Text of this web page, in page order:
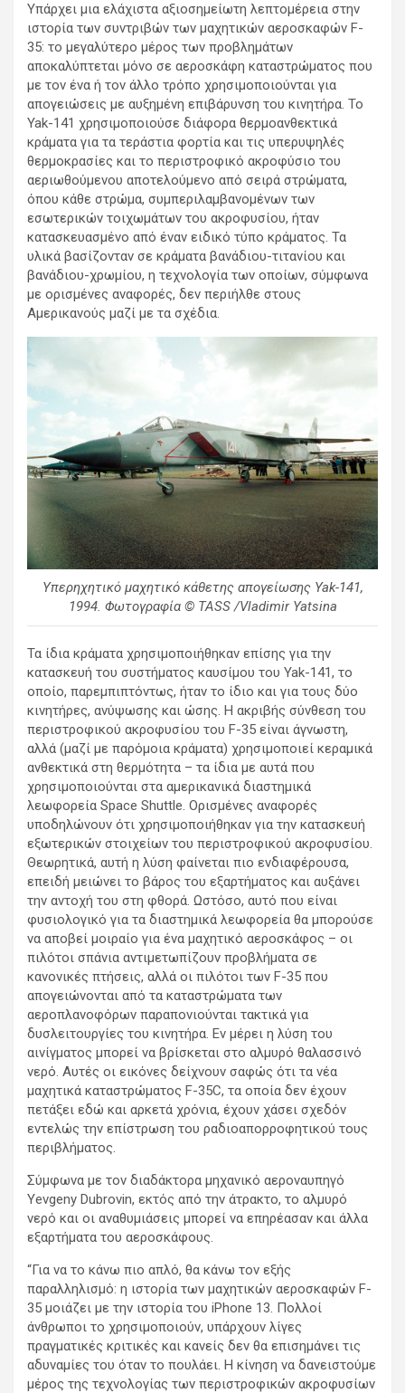
Υπάρχει μια ελάχιστα αξιοσημείωτη λεπτομέρεια στην
ιστορία των συντριβών των μαχητικών αεροσκαφών F-
35: το μεγαλύτερο μέρος των προβλημάτων
αποκαλύπτεται μόνο σε αεροσκάφη καταστρώματος που
με τον ένα ή τον άλλο τρόπο χρησιμοποιούνται για
απογειώσεις με αυξημένη επιβάρυνση του κινητήρα. Το
Yak-141 χρησιμοποιούσε διάφορα θερμοανθεκτικά
κράματα για τα τεράστια φορτία και τις υπερυψηλές
θερμοκρασίες και το περιστροφικό ακροφύσιο του
αεριωθούμενου αποτελούμενο από σειρά στρώματα,
όπου κάθε στρώμα, συμπεριλαμβανομένων των
εσωτερικών τοιχωμάτων του ακροφυσίου, ήταν
κατασκευασμένο από έναν ειδικό τύπο κράματος. Τα
υλικά βασίζονταν σε κράματα βανάδιου-τιτανίου και
βανάδιου-χρωμίου, η τεχνολογία των οποίων, σύμφωνα
με ορισμένες αναφορές, δεν περιήλθε στους
Αμερικανούς μαζί με τα σχέδια.
Υπερηχητικό μαχητικό κάθετης απογείωσης Yak-141,
1994. Φωτογραφία © TASS /Vladimir Yatsina
Τα ίδια κράματα χρησιμοποιήθηκαν επίσης για την
κατασκευή του συστήματος καυσίμου του Yak-141, το
οποίο, παρεμπιπτόντως, ήταν το ίδιο και για τους δύο
κινητήρες, ανύψωσης και ώσης. Η ακριβής σύνθεση του
περιστροφικού ακροφυσίου του F-35 είναι άγνωστη,
αλλά (μαζί με παρόμοια κράματα) χρησιμοποιεί κεραμικά
ανθεκτικά στη θερμότητα – τα ίδια με αυτά που
χρησιμοποιούνται στα αμερικανικά διαστημικά
λεωφορεία Space Shuttle. Ορισμένες αναφορές
υποδηλώνουν ότι χρησιμοποιήθηκαν για την κατασκευή
εξωτερικών στοιχείων του περιστροφικού ακροφυσίου.
Θεωρητικά, αυτή η λύση φαίνεται πιο ενδιαφέρουσα,
επειδή μειώνει το βάρος του εξαρτήματος και αυξάνει
την αντοχή του στη φθορά. Ωστόσο, αυτό που είναι
φυσιολογικό για τα διαστημικά λεωφορεία θα μπορούσε
να αποβεί μοιραίο για ένα μαχητικό αεροσκάφος – οι
πιλότοι σπάνια αντιμετωπίζουν προβλήματα σε
κανονικές πτήσεις, αλλά οι πιλότοι των F-35 που
απογειώνονται από τα καταστρώματα των
αεροπλανοφόρων παραπονιούνται τακτικά για
δυσλειτουργίες του κινητήρα. Εν μέρει η λύση του
αινίγματος μπορεί να βρίσκεται στο αλμυρό θαλασσινό
νερό. Αυτές οι εικόνες δείχνουν σαφώς ότι τα νέα
μαχητικά καταστρώματος F-35C, τα οποία δεν έχουν
πετάξει εδώ και αρκετά χρόνια, έχουν χάσει σχεδόν
εντελώς την επίστρωση του ραδιοαπορροφητικού τους
περιβλήματος.
Σύμφωνα με τον διαδάκτορα μηχανικό αεροναυπηγό
Yevgeny Dubrovin, εκτός από την άτρακτο, το αλμυρό
νερό και οι αναθυμιάσεις μπορεί να επηρέασαν και άλλα
εξαρτήματα του αεροσκάφους.
“Για να το κάνω πιο απλό, θα κάνω τον εξής
παραλληλισμό: η ιστορία των μαχητικών αεροσκαφών F-
35 μοιάζει με την ιστορία του iPhone 13. Πολλοί
άνθρωποι το χρησιμοποιούν, υπάρχουν λίγες
πραγματικές κριτικές και κανείς δεν θα επισημάνει τις
αδυναμίες του όταν το πουλάει. Η κίνηση να δανειστούμε
μέρος της τεχνολογίας των περιστροφικών ακροφυσίων